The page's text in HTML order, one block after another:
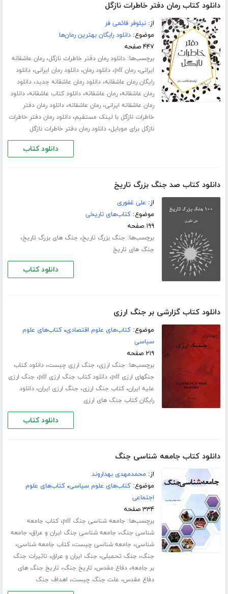
دانلود کتاب رمان دفتر خاطرات نازگل
از:نیلوفر قائمی فر
موضوع:دانلود رایگان بهترین رمان‌ها
۴۴۷ صفحه
برچسب‌ها:دانلود رمان دفتر خاطرات نازگل،رمان عاشقانه
ایرانی،رمان pdf ،دانلود رمان،دانلود رمان ایرانی،دانلود
رایگان رمان عاشقانه،دانلود رمان عاشقانه جدید،دانلود
رمان عاشقانه،رمان عاشقانه،دانلود کتاب عاشقانه،دانلود
رمان عاشقانه ایرانی،رمان عاشقانه،دانلود رمان دفتر
خاطرات نازگل با لینک مستقیم،دانلود رمان دفتر خاطرات
نازگل برای موبایل،دانلود رمان دفتر خاطرات نازگل
دانلود کتاب
دانلود کتاب صد جنگ بزرگ تاریخ
از: علی غفوری
موضوع:کتاب‌های تاریخی
۱۹۹ صفحه
برچسب‌ها: جنگ بزرگ تاریخ، جنگ های بزرگ تاریخ،
جنگ های تاریخ
دانلود کتاب
دانلود کتاب گزارشی بر جنگ ارزی
موضوع:کتاب‌های علوم اقتصادی،کتاب‌های علوم
سیاسی
۲۱۹ صفحه
برچسب‌ها: جنگ ارزی، جنگ ارزی چیست،دانلود کتاب
جنگهای ارزی pdf
،دانلود کتاب جنگ ارزی pdf ، جنگ ارزی
علیه ایران،کتاب جنگ ارزی، جنگ ارزی ایران،دانلود
رایگان کتاب جنگ های ارزی
دانلود کتاب
دانلود کتاب جامعه شناسی جنگ
از: محمدمهدی بهداروند
موضوع:کتاب‌های علوم سیاسی،کتاب‌های علوم
اجتماعی
۳۳۴ صفحه
برچسب‌ها: جامعه شناسی جنگ pdf ،کتاب جامعه
شناسی جنگ، جامعه شناسی جنگ ایران و عراق، جامعه
شناسی، جامعه شناسی چیست،کتاب جامعه شناسی،
جنگ، جنگ تحمیلی، جنگ ایران و عراق، تاثیرات جنگ
بر جامعه،دفاع مقدس، تاریخ جنگ، تاریخ جنگ های
دفاع مقدس، علت جنگ چیست، اهداف جنگ